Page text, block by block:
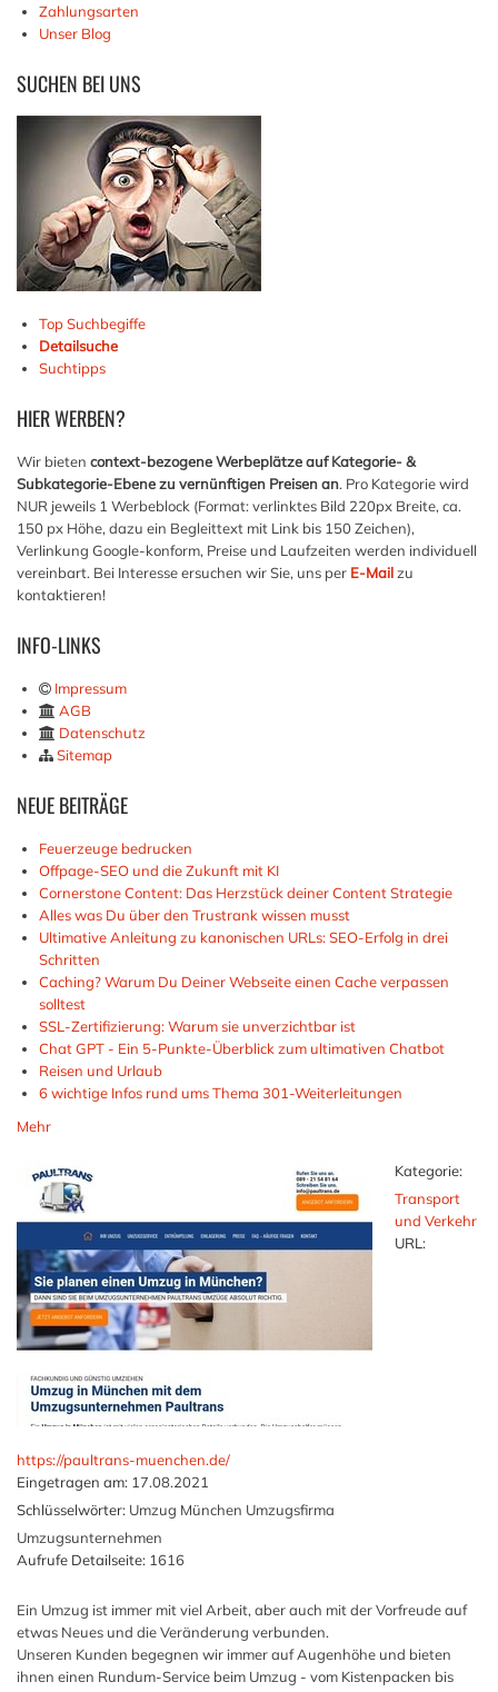
Zahlungsarten
Unser Blog
SUCHEN BEI UNS
Top Suchbegiffe
Detailsuche
Suchtipps
HIERWERBEN?
Wir bieten context-bezogene Werbeplätze auf Kategorie- &
Subkategorie-Ebene zu vernünftigen Preisen an. Pro Kategorie wird
NUR jeweils 1 Werbeblock (Format: verlinktes Bild 220px Breite, ca.
150 px Höhe, dazu ein Begleittext mit Link bis 150 Zeichen),
Verlinkung Google-konform, Preise und Laufzeiten werden individuell
vereinbart. Bei Interesse ersuchen wir Sie, uns per E-Mailzu
kontaktieren!
INFO-LINKS
Impressum
AGB
Datenschutz
Sitemap
NEUEBEITRÄGE
Feuerzeuge bedrucken
Offpage-SEO und die Zukunft mit KI
Cornerstone Content: Das Herzstück deiner Content Strategie
Alles was Du über den Trustrank wissen musst
Ultimative Anleitung zu kanonischen URLs: SEO-Erfolg in drei
Schritten
Caching? Warum Du Deiner Webseite einen Cache verpassen
solltest
SSL-Zertifizierung: Warum sie unverzichtbar ist
Chat GPT - Ein 5-Punkte-Überblick zum ultimativen Chatbot
Reisen und Urlaub
6 wichtige Infos rund ums Thema 301-Weiterleitungen
Mehr
Kategorie:
Transport
und Verkehr
URL:
https://paultrans-muenchen.de/
Eingetragen am: 17.08.2021
Schlüsselwörter: Umzug München Umzugsfirma
Umzugsunternehmen
Aufrufe Detailseite: 1616
Ein Umzug ist immer mit viel Arbeit, aber auch mit der Vorfreude auf
etwas Neues und die Veränderung verbunden.
Unseren Kunden begegnen wir immer auf Augenhöhe und bieten
ihnen einen Rundum-Service beim Umzug - vom Kistenpacken bis